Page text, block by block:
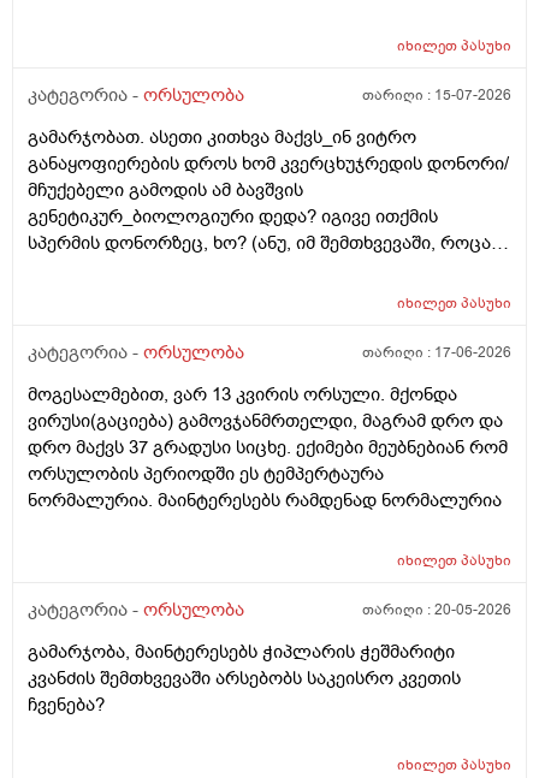
კიდევ_მსოფლიოს მრავალ ქვეყანაში აქტიურად
თუ ხელოვნური განაყოფიერების ცენტრებში მომუშავე
რამდენად გავრცელებულია საქართველოში?
იხილეთპასუხი
კატეგორია - ორსულობა თარიღი : 15-07-2026
გამარჯობათ. ასეთი კითხვა მაქვს_ინ ვიტრო
განაყოფიერების დროს ხომ კვერცხუჯრედის დონორი/
მჩუქებელი გამოდის ამ ბავშვის
გენეტიკურ_ბიოლოგიური დედა? იგივე ითქმის
სპერმის დონორზეც, ხო? (ანუ, იმ შემთხვევაში, როცა
წყვილი) და კიდევ_თუ მედიცინა აბორტს ჩასახული
როცა ლაბორატორიაში, სინჯარაში
მის მშობლებს?
იხილეთპასუხი
კატეგორია - ორსულობა თარიღი : 17-06-2026
მოგესალმებით, ვარ 13 კვირის ორსული. მქონდა
ვირუსი(გაციება) გამოვჯანმრთელდი, მაგრამ დრო და
დრო მაქვს 37 გრადუსი სიცხე. ექიმები მეუბნებიან რომ
ორსულობის პერიოდში ეს ტემპერტაურა
ნორმალურია. მაინტერესებს რამდენად ნორმალურია
იხილეთპასუხი
კატეგორია - ორსულობა თარიღი :20-05-2026
გამარჯობა, მაინტერესებს ჭიპლარის ჭეშმარიტი
კვანძის შემთხვევაში არსებობს საკეისრო კვეთის
ჩვენება?
იხილეთპასუხი